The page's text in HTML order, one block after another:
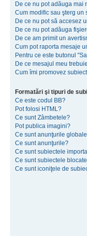
De ce nu pot adăuga mai
Cum modific sau şterg un
De ce nu pot să accesez
De ce nu pot adăuga
De ce am primit un
Cum pot raporta mesaje
Pentru ce este butonul
De ce mesajul meu
Cum îmi promovez
Formatări şi tipuri de
Ce este codul BB?
Pot folosi HTML?
Ce sunt Zâmbetele?
Pot publica imagini?
Ce sunt anunţurile
Ce sunt anunţurile?
Ce sunt subiectele
Ce sunt subiectele
Ce sunt iconiţele de